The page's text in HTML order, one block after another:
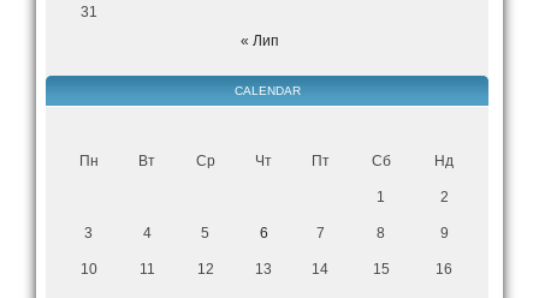
31
« Лип
CALENDAR
Пн Вт Ср Чт Пт Сб Нд
1 2
3 4 5 6 7 8 9
10 11 12 13 14 15 16